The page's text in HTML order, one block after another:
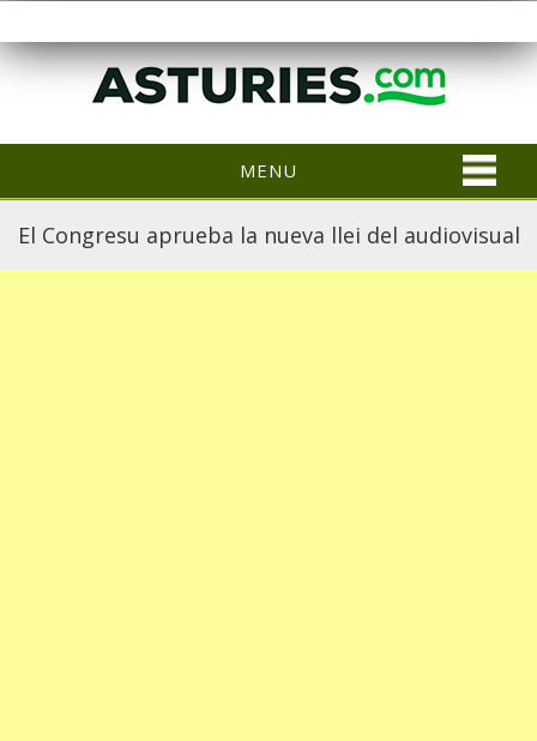
MENU
El Congresu aprueba la nueva llei del audiovisual